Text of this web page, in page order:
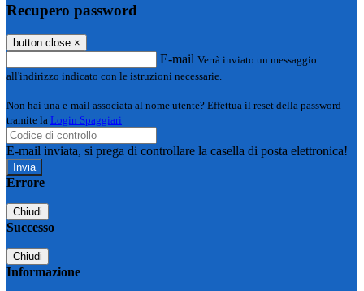
Recupero password
button close ×
E-mail Verrà inviato un messaggio
all'indirizzo indicato con le istruzioni necessarie.
Non hai una e-mail associata al nome utente? Effettua il reset della password
tramite la Login Spaggiari
E-mail inviata, si prega di controllare la casella di posta elettronica!
Errore
Chiudi
Successo
Chiudi
Informazione